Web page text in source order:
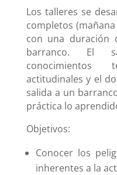
Los talleres se
completos
con una duración
barranco. El
actitudinales y el
salida a un
práctica lo
Objetivos:
Conocer los
inherentes a la